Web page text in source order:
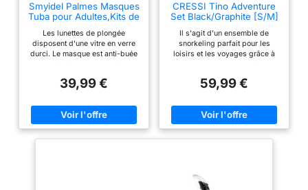
Smyidel Palmes Masques
Tuba pour Adultes,Kits de
Plongée + Tuba Semi-
Sec + Palmes + Sac, Kits
de Randonnée Aquatique
Adultes et Adolescents
Les lunettes de plongée
disposent d'une vitre en verre
durci. Le masque est anti-buée
laisse donc pas passer
ML/XL: 42-47 Tuba: Snorkel à
sec, avec mécanisme de
verrouillage breveté, protège
39,99 €
CRESSI Tino Adventure
Set Black/Graphite [S/M]
Le Snorkeling Palmes
Tonga, Masque Tino et
Tuba Scilla,
Adultes
Il s'agit d'un ensemble de
snorkeling parfait pour les
loisirs et les voyages grâce à
verre trempé et d'un verre en
augmenter le champ de vision.
Le tuba Scilla réduit l'entrée
d'eau grâce à son système de
réduire la fatigue de la
mâchoire, et d'une valve de
59,99 €